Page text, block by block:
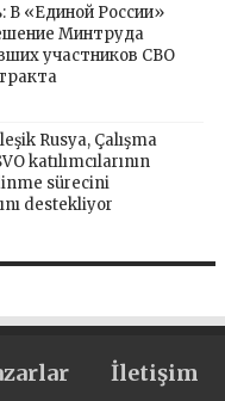
В «Единой России»
Минтруда
участников СВО
Rusya, Çalışma
katılımcılarının
sürecini
destekliyor
İletişim